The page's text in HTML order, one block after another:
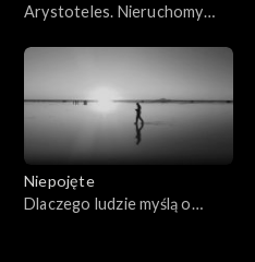
Arystoteles. Nieruchomy
Niepojęte
Dlaczego ludzie myślą o